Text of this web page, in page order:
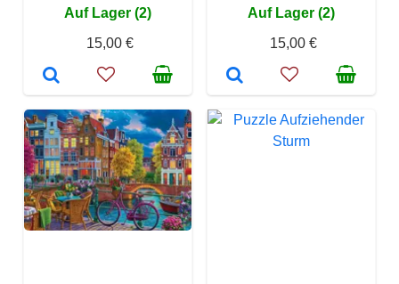
Auf Lager (2)
15,00 €
Auf Lager (2)
15,00 €